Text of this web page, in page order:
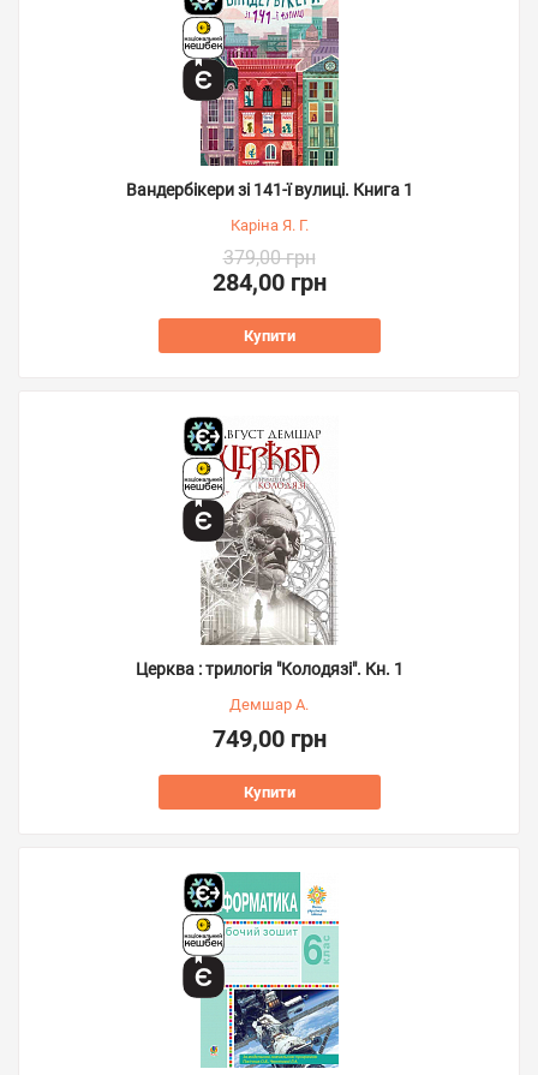
Вандербікери зі 141-ї вулиці. Книга 1
Каріна Я. Г.
379,00 грн
284,00 грн
Купити
Церква : трилогія "Колодязі". Кн. 1
Демшар А.
749,00 грн
Купити